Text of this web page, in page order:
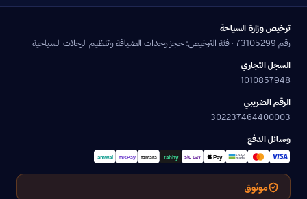
ترخيص وزارة السياحة
رقم 73105299 · فئة الترخيص: حجز وحدات الضيافة وتنظيم الرحلات السياحية
السجل التجاري
1010857948
الرقم الضريبي
302237464400003
وسائل الدفع
موثوق